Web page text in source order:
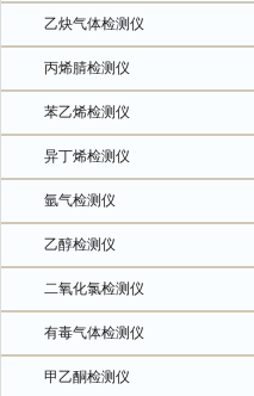
乙炔气体检测仪
丙烯腈检测仪
苯乙烯检测仪
异丁烯检测仪
氩气检测仪
乙醇检测仪
二氧化氯检测仪
有毒气体检测仪
甲乙酮检测仪